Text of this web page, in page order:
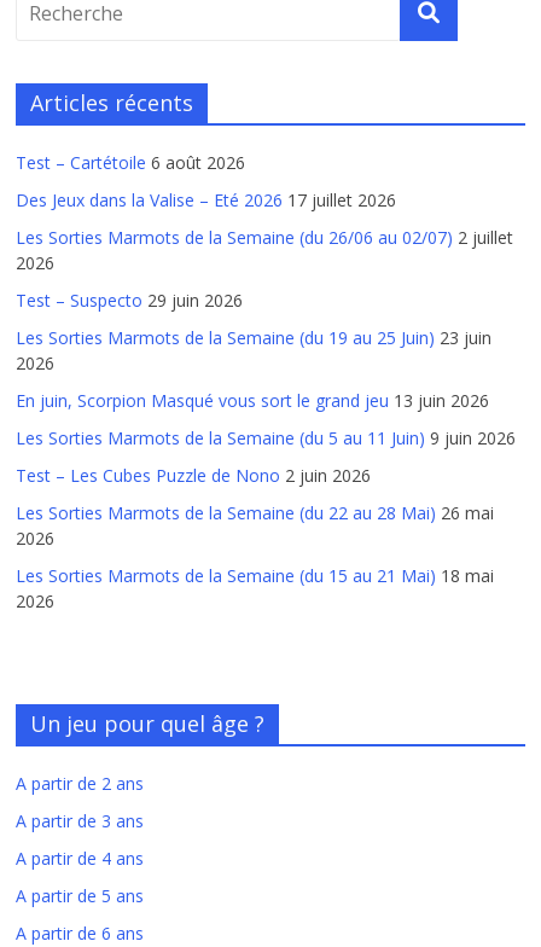
Articles récents
Test – Cartétoile 6 août 2026
Des Jeux dans la Valise – Eté 2026 17 juillet 2026
Les Sorties Marmots de la Semaine (du 26/06 au 02/07) 2 juillet
2026
Test – Suspecto 29 juin 2026
Les Sorties Marmots de la Semaine (du 19 au 25 Juin) 23 juin
2026
En juin, Scorpion Masqué vous sort le grand jeu 13 juin 2026
Les Sorties Marmots de la Semaine (du 5 au 11 Juin) 9 juin 2026
Test – Les Cubes Puzzle de Nono 2 juin 2026
Les Sorties Marmots de la Semaine (du 22 au 28 Mai) 26 mai
2026
Les Sorties Marmots de la Semaine (du 15 au 21 Mai) 18 mai
2026
Un jeu pour quel âge ?
A partir de 2 ans
A partir de 3 ans
A partir de 4 ans
A partir de 5 ans
A partir de 6 ans